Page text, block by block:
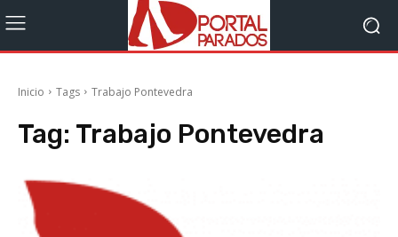
Inicio Tags Trabajo Pontevedra
Tag: Trabajo Pontevedra